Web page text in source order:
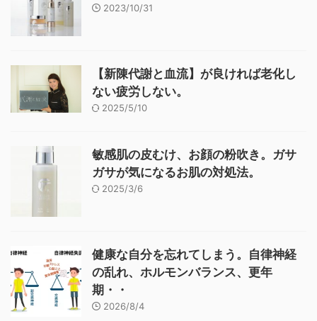
2023/10/31
【新陳代謝と血流】が良ければ老化し
ない疲労しない。
2025/5/10
敏感肌の皮むけ、お顔の粉吹き。ガサ
ガサが気になるお肌の対処法。
2025/3/6
健康な自分を忘れてしまう。自律神経
の乱れ、ホルモンバランス、更年
期・・
2026/8/4